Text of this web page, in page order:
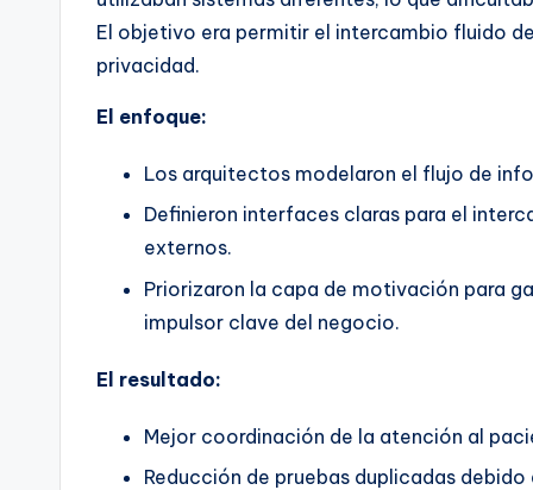
El objetivo era permitir el intercambio fluido
privacidad.
El enfoque:
Los arquitectos modelaron el flujo de
Definieron interfaces claras para el
externos.
Priorizaron la capa de motivación para
impulsor clave del negocio.
El resultado:
Mejor coordinación de la atención al
Reducción de pruebas duplicadas